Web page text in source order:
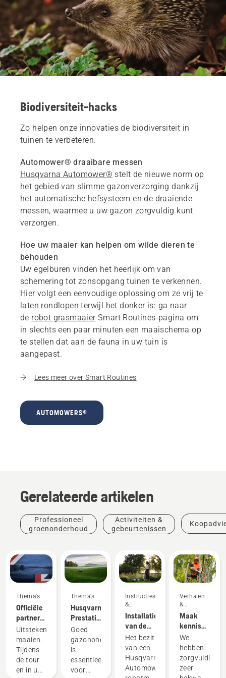
Biodiversiteit-hacks
Zo helpen onze innovaties de biodiversiteit in
tuinen te verbeteren.
Automower® draaibare messen
Husqvarna Automower® stelt de nieuwe norm op
het gebied van slimme gazonverzorging dankzij
het automatische hefsysteem en de draaiende
messen, waarmee u uw gazon zorgvuldig kunt
verzorgen.
Hoe uw maaier kan helpen om wilde dieren te
behouden
Uw egelburen vinden het heerlijk om van
schemering tot zonsopgang tuinen te verkennen.
Hier volgt een eenvoudige oplossing om ze vrij te
laten rondlopen terwijl het donker is: ga naar
de robot grasmaaierSmart Routines-pagina om
in slechts een paar minuten een maaischema op
te stellen dat aan de fauna in uw tuin is
aangepast.
Lees meer over Smart Routines
AUTOMOWERS®
Gerelateerde artikelen
Professioneel
groenonderhoud
Activiteiten &
gebeurtenissen
Thema's
Officiële
partner
in
robotmaaiers
van de
DP World
Tour
Uitstekend
maaien.
Tijdens
de tour
en in uw
Voor
professionals
De meest
complete
vloot
Thema's
Husqvarna.
Prestaties
die het
spel
veranderen.
Goed
gazononderhoud
is
essentieel
voor
Instructies
&
handleidingen
Installatie
van de
robotmaaier
Het bezit
van een
Husqvarna
Automower®-
Instructies
&
Verhalen
&
inspiratie
Maak
kennis
met het
Husqvarna
H-Team -
onze
meest
We
hebben
zorgvuldig
zeer
Producten